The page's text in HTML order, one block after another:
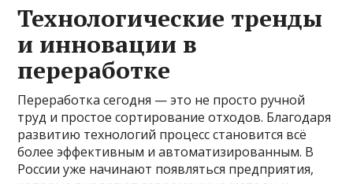
Технологические тренды
и инновации в
переработке
Переработка сегодня — это не просто ручной
труд и простое сортирование отходов. Благодаря
развитию технологий процесс становится всё
более эффективным и автоматизированным. В
России уже начинают появляться предприятия,